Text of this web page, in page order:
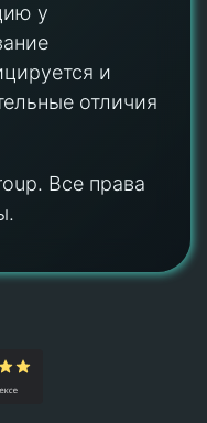
у
и
отличия
Все права